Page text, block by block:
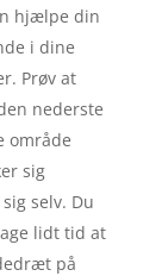
hjælpe din
i dine
Prøv at
nederste
område
sig
selv. Du
lidt tid at
på